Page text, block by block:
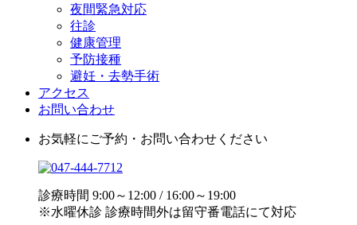
夜間緊急対応
往診
健康管理
予防接種
避妊・去勢手術
アクセス
お問い合わせ
お気軽にご予約・お問い合わせください
診療時間 9:00～12:00 / 16:00～19:00
※水曜休診 診療時間外は留守番電話にて対応